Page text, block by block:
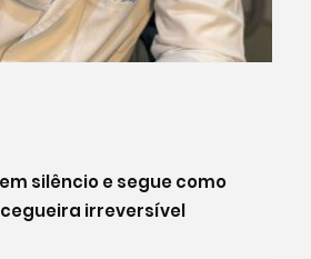
silêncio e segue como
irreversível